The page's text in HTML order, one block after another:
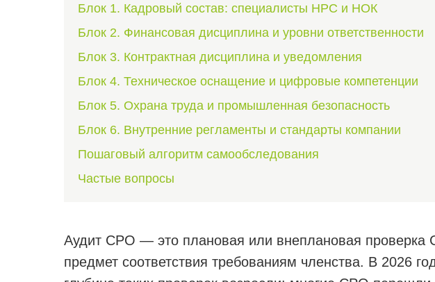
Блок 1. Кадровый состав: специалисты НРС и НОК
Блок 2. Финансовая дисциплина и уровни ответственности
Блок 3. Контрактная дисциплина и уведомления
Блок 4. Техническое оснащение и цифровые компетенции
Блок 5. Охрана труда и промышленная безопасность
Блок 6. Внутренние регламенты и стандарты компании
Пошаговый алгоритм самообследования
Частые вопросы
Аудит СРО — это плановая или внеплановая проверка
предмет соответствия требованиям членства. В 2026